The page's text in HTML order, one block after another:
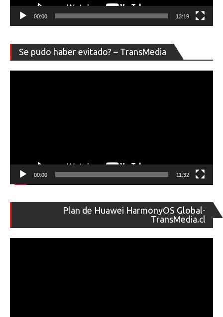
00:00 13:19
Se pudo haber evitado? – TransMedia
de
00:00 11:32
Plan de Huawei HarmonyOS Global-
TransMedia.cl
de